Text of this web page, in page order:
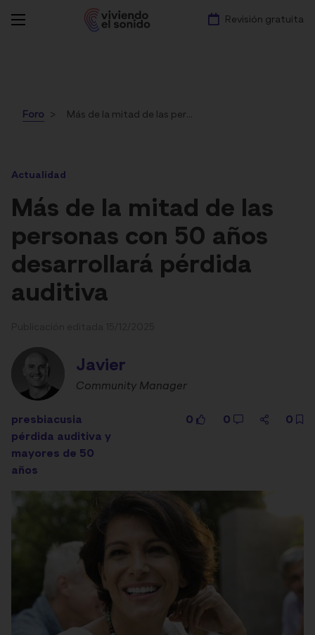
Revisión gratuita
Foro Más de la mitad de las personas con 50 años desarrollará pérdida auditiva
Actualidad
Más de la mitad de las
personas con 50 años
desarrollará pérdida
auditiva
Javier
Community Manager
presbiacusia
pérdida auditiva y
mayores de 50
años
0 0 0